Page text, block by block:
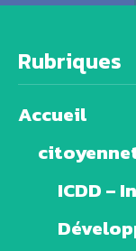
Rubriques
Accueil
ICDD –